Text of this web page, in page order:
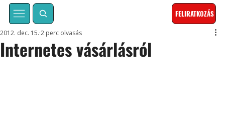
FELIRATKOZÁS
Internetes vásárlásról
2012. dec. 15. 2 perc olvasás